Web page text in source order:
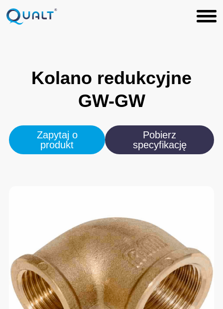
Kolano redukcyjne
GW-GW
Zapytaj o
produkt
Pobierz
specyfikację